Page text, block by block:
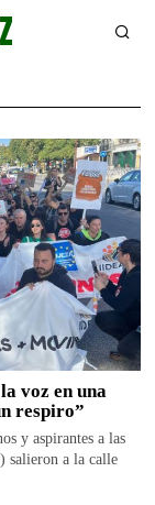
voz en una
respiro”
y aspirantes a las
salieron a la calle